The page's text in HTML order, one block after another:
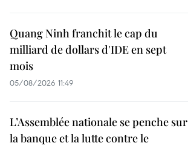
Quang Ninh franchit le cap du
milliard de dollars d'IDE en sept
mois
05/08/2026 11:49
L’Assemblée nationale se penche sur
la banque et la lutte contre le